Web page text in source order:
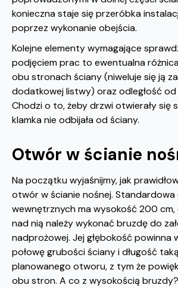
konieczna staje się przeróbka
poprzez wykonanie obejścia.
Kolejne elementy wymagające
podjęciem prac to ewentualna
obu stronach ściany (niweluje się ją
dodatkowej listwy) oraz odległość od
Chodzi o to, żeby drzwi otwierały się
klamka nie odbijała od ściany.
Otwór w ścianie
Na początku wyjaśnijmy, jak
otwór w ścianie nośnej. Standardowa
wewnętrznych ma wysokość 200 cm,
nad nią należy wykonać bruzdę do
nadprożowej. Jej głębokość powinna
połowę grubości ściany i długość
planowanego otworu, z tym że
obu stron. A co z wysokością